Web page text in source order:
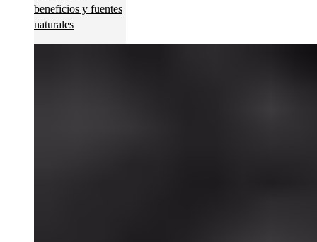
beneficios y fuentes
naturales